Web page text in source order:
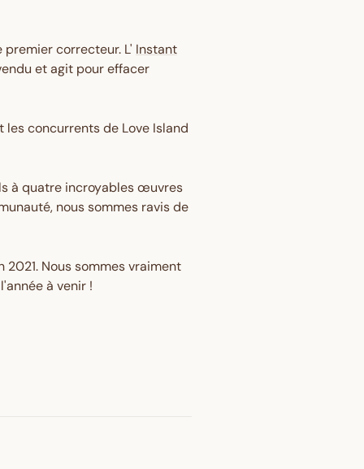
correcteur. L' Instant
et agit pour effacer
les concurrents de Love Island
à quatre incroyables œuvres
nous sommes ravis de
Nous sommes vraiment
à venir !